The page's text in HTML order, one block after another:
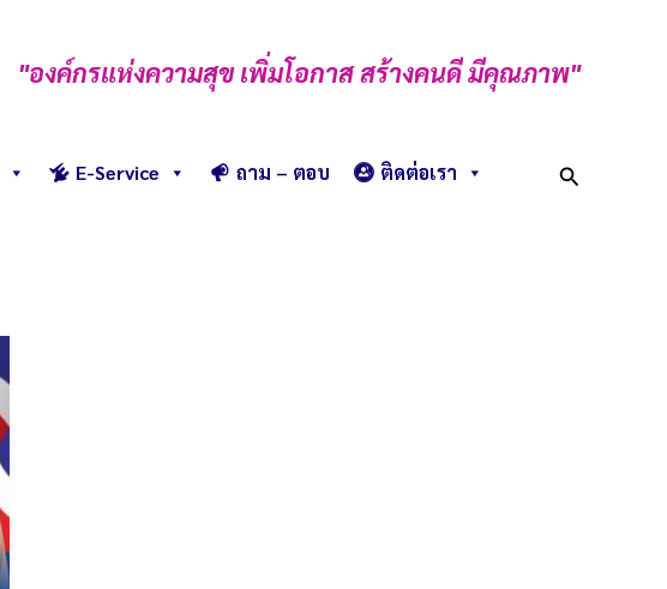
"องค์กรแห่งความสุข เพิ่มโอกาส สร้างคนดี มีคุณภาพ"
E-Service ถาม – ตอบ ติดต่อเรา Search